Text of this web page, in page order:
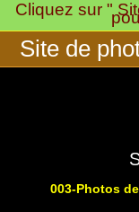
Skip
to
content
Cliquez sur "
Site de
003-Photos